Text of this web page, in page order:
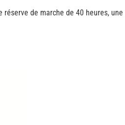
de marche de 40 heures,